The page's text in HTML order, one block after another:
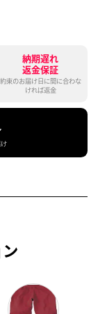
納期遅れ
返金保証
約束のお届け日に間に合わな
ければ返金